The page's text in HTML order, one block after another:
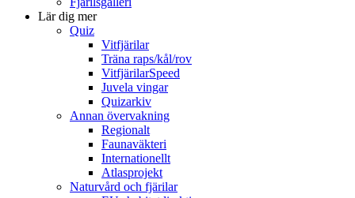
Lär dig mer
Quiz
Vitfjärilar
Träna raps/kål/rov
VitfjärilarSpeed
Juvela vingar
Quizarkiv
Annan övervakning
Regionalt
Faunaväkteri
Internationellt
Atlasprojekt
Naturvård och fjärilar